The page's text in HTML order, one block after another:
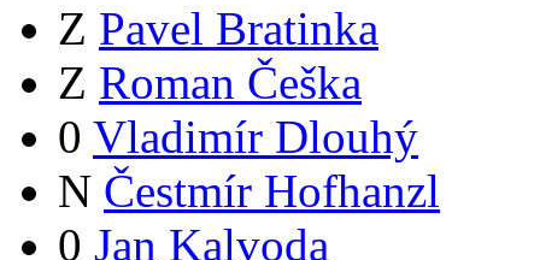
Z Pavel Bratinka
Z Roman Češka
0 Vladimír Dlouhý
N Čestmír Hofhanzl
0 Jan Kalvoda